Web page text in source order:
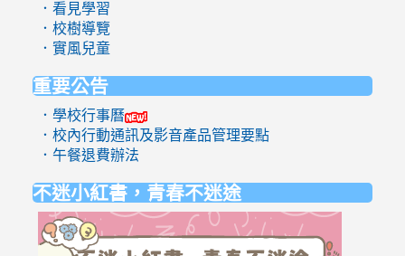
．看見學習
．校樹導覽
．實風兒童
重要公告
．學校行事曆
．校內行動通訊及影音產品管理要點
．午餐退費辦法
不迷小紅書，青春不迷途